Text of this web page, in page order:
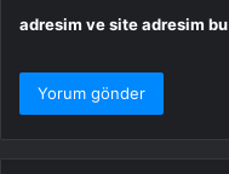
adresim ve site adresim